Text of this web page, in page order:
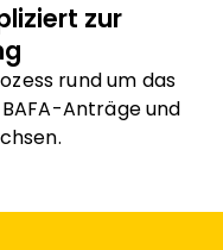
zur
rund um das
Anträge und